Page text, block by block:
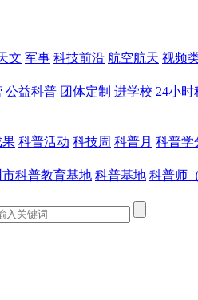
文 军事 科技前沿 航空航天 视频
公益科普 团体定制 进学校 24小时
果 科普活动 科技周 科普月 科普学
科普教育基地 科普基地 科普师